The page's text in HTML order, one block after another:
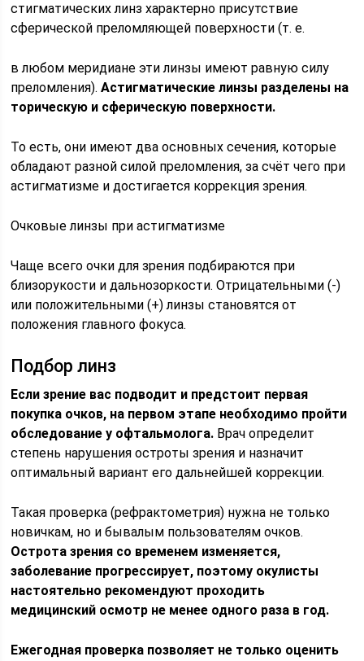
стигматических линз характерно присутствие
сферической преломляющей поверхности (т. е.
в любом меридиане эти линзы имеют равную силу
преломления). Астигматические линзы разделены на
торическую и сферическую поверхности.
То есть, они имеют два основных сечения, которые
обладают разной силой преломления, за счёт чего при
астигматизме и достигается коррекция зрения.
Очковые линзы при астигматизме
Чаще всего очки для зрения подбираются при
близорукости и дальнозоркости. Отрицательными (-)
или положительными (+) линзы становятся от
положения главного фокуса.
Подбор линз
Если зрение вас подводит и предстоит первая
покупка очков, на первом этапе необходимо пройти
обследование у офтальмолога. Врач определит
степень нарушения остроты зрения и назначит
оптимальный вариант его дальнейшей коррекции.
Такая проверка (рефрактометрия) нужна не только
новичкам, но и бывалым пользователям очков.
Острота зрения со временем изменяется,
заболевание прогрессирует, поэтому окулисты
настоятельно рекомендуют проходить
медицинский осмотр не менее одного раза в год.
Ежегодная проверка позволяет не только оценить